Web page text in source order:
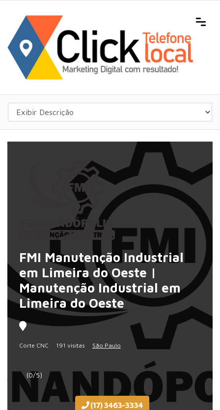
FMI Manutenção Industrial
em Limeira do Oeste |
Manutenção Industrial em
Limeira do Oeste
Corte CNC 191 visitas São Paulo
(0/5)
(17) 3463-3334